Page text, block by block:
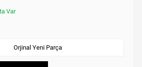
Var
Orjinal Yeni Parça